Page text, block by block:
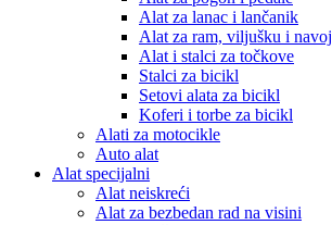
Alat za lanac i lančanik
Alat za ram, viljušku i navoj
Alat i stalci za točkove
Stalci za bicikl
Setovi alata za bicikl
Koferi i torbe za bicikl
Alati za motocikle
Auto alat
Alat specijalni
Alat neiskreći
Alat za bezbedan rad na visini